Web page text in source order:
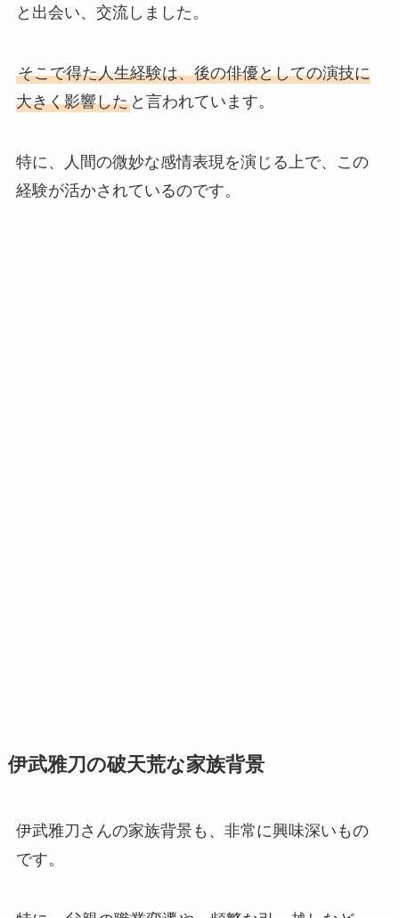
と出会い、交流しました。
そこで得た人生経験は、後の俳優としての演技に
大きく影響したと言われています。
特に、人間の微妙な感情表現を演じる上で、この
経験が活かされているのです。
伊武雅刀の破天荒な家族背景
伊武雅刀さんの家族背景も、非常に興味深いもの
です。